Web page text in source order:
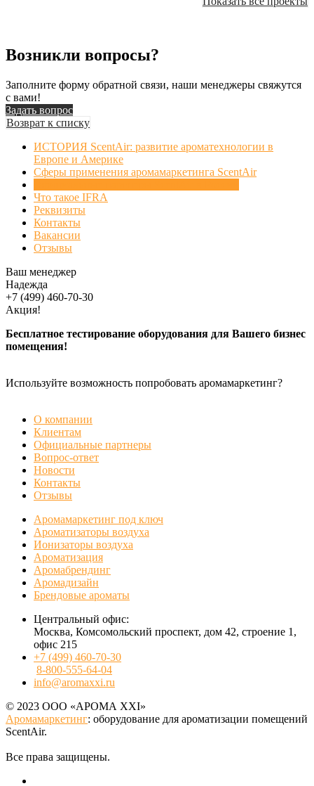
Возникли вопросы?
Заполните форму обратной связи, наши менеджеры свяжутся
с вами!
Задать вопрос
Возврат к списку
ИСТОРИЯ ScentAir: развитие ароматехнологии в
Европе и Америке
Сферы применения аромамаркетинга ScentAir
Что такое IFRA
Реквизиты
Контакты
Вакансии
Отзывы
Ваш менеджер
Надежда
+7 (499) 460-70-30
Акция!
Бесплатное тестирование оборудования для Вашего бизнес
помещения!
Используйте возможность попробовать аромамаркетинг?
О компании
Клиентам
Официальные партнеры
Вопрос-ответ
Новости
Контакты
Отзывы
Аромамаркетинг под ключ
Ароматизаторы воздуха
Ионизаторы воздуха
Ароматизация
Аромабрендинг
Аромадизайн
Брендовые ароматы
Центральный офис:
Москва, Комсомольский проспект, дом 42, строение 1,
офис 215
+7 (499) 460-70-30
8-800-555-64-04
info@aromaxxi.ru
© 2023 ООО «АРОМА XXI»
Аромамаркетинг: оборудование для ароматизации помещений
ScentAir.
Все права защищены.